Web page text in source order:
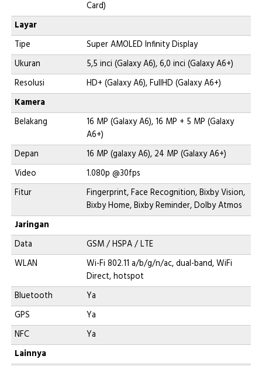
Card)
Layar
Tipe
Super AMOLED Infinity Display
Ukuran
5,5 inci (Galaxy A6), 6,0 inci (Galaxy A6+)
Resolusi
HD+ (Galaxy A6), FullHD (Galaxy A6+)
Kamera
Belakang
16 MP (Galaxy A6), 16 MP + 5 MP (Galaxy
A6+)
Depan
16 MP (galaxy A6), 24 MP (Galaxy A6+)
Video
1.080p @30fps
Fitur
Fingerprint, Face Recognition, Bixby Vision,
Bixby Home, Bixby Reminder, Dolby Atmos
Jaringan
Data
GSM / HSPA / LTE
WLAN
Wi-Fi 802.11 a/b/g/n/ac, dual-band, WiFi
Direct, hotspot
Bluetooth
Ya
GPS
Ya
NFC
Ya
Lainnya